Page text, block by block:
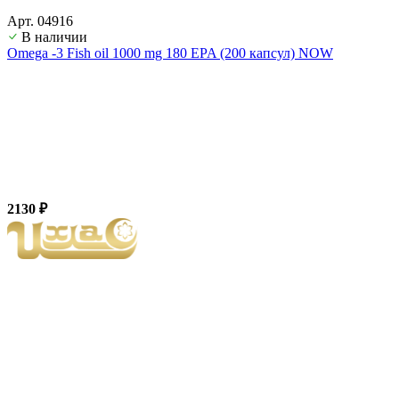
Арт. 04916
В наличии
Оmega -3 Fish oil 1000 mg 180 EPA (200 капсул) NOW
2130 ₽